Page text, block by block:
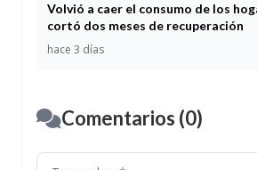
Volvió a caer el consumo de los
cortó dos meses de recuperación
hace 3 días
Comentarios (0)